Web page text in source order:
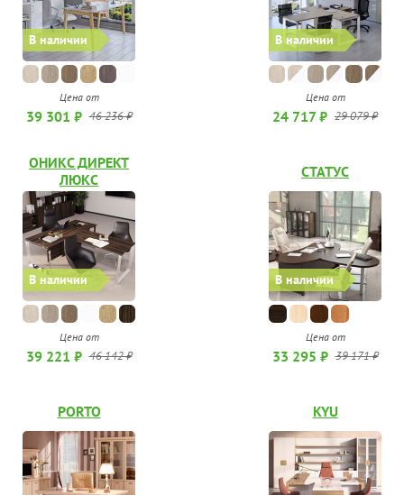
В наличии
Цена от
39 301 ₽ 46 236 ₽
В наличии
Цена от
24 717 ₽ 29 079 ₽
В наличии
ОНИКС ДИРЕКТ
ЛЮКС
Цена от
39 221 ₽ 46 142 ₽
В наличии
СТАТУС
Цена от
33 295 ₽ 39 171 ₽
PORTO KYU